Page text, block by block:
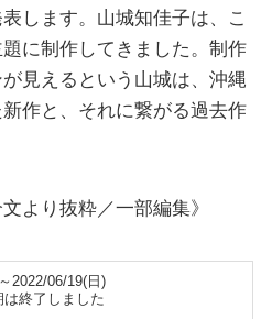
します。山城知佳子は、こ
に制作してきました。制作
見えるという山城は、沖縄
作と、それに繋がる過去作
より抜粋／一部編集》
2022/06/19(日)
終了しました